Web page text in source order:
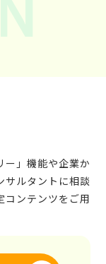
ー」機能や企業か
サルタントに相談
コンテンツをご用